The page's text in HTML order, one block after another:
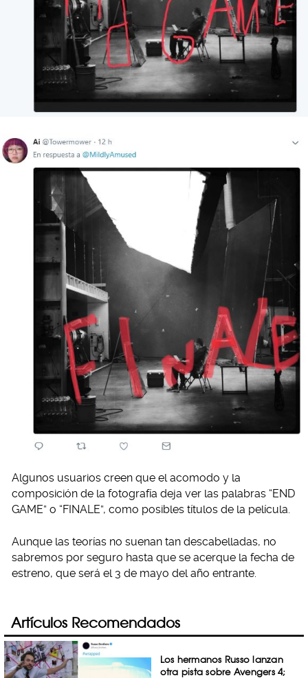
Algunos usuarios creen que el acomodo y la
composición de la fotografía deja ver las palabras “END
GAME” o “FINALE”, como posibles títulos de la película.
Aunque las teorías no suenan tan descabelladas, no
sabremos por seguro hasta que se acerque la fecha de
estreno, que será el 3 de mayo del año entrante.
Artículos Recomendados
Los hermanos Russo lanzan
otra pista sobre Avengers 4;